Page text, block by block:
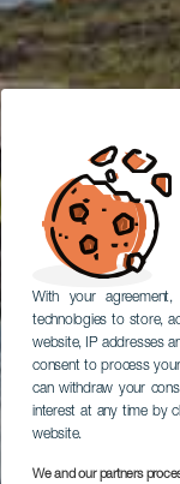
With your
technologies to store,
website, IP addresses
consent to process
can withdraw your
interest at any time by
website.
We and our partners